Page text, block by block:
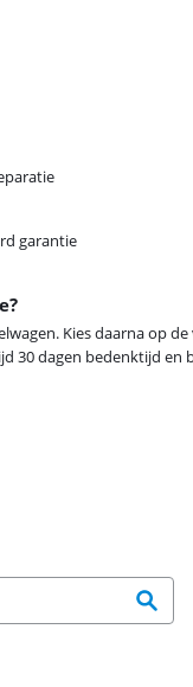
garantie
Kies daarna op
30 dagen bedenktijd en